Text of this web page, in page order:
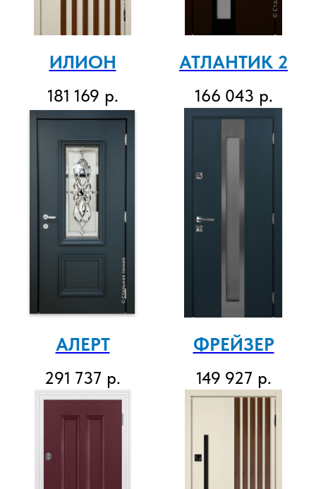
ИЛИОН
181 169 р.
АТЛАНТИК 2
166 043 р.
АЛЕРТ
291 737 р.
ФРЕЙЗЕР
149 927 р.